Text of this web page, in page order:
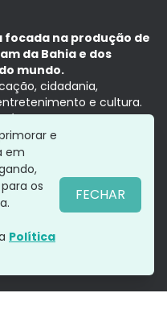
focada na produção de
da Bahia e dos
mundo.
cidadania,
e cultura.
é no tempo presente,
e
em
os
Política
FECHAR